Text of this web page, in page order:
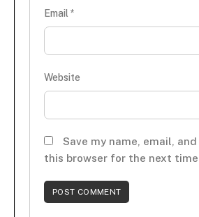
Email *
Website
Save my name, email,
this browser for the next